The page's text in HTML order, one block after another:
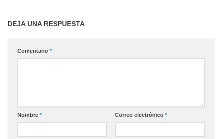
DEJA UNA RESPUESTA
Comentario *
Nombre * Correo electrónico *